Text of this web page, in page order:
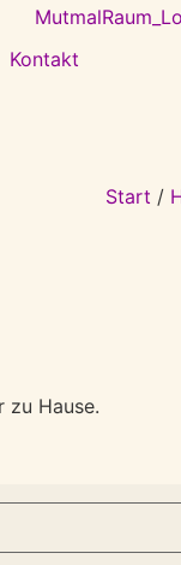
Kontakt
Start /
zu Hause.